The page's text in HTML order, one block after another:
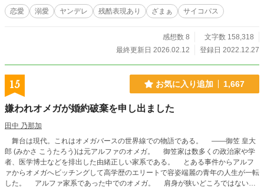
じい独占欲と溺れる程の愛(前作) の間のお話し 美しく冷酷な公爵令息様の、
狂おしい熱情に彩られた愛 始めました。再度読み返してくださっている方、新
気に入り登録300突破記念、R6.11/17お気に入り登録500突破記念、R7.3/29お
読者様、ありがたき(泣)！多大なる感謝を込めて一話ずつお届けしております。
＊R5.10/29らがまふぃん活動一周年記念、R6.10/29らがまふぃん活動二周年記
念として、R7.10/31らがまふぃん活動三周年記念として、一話ずつお届けして
おります。楽しく活動させていただき、ありがとうございます。
恋愛 溺愛 ヤンデレ 残酷表現あり ざまぁ サイコパス
感想数 8
文字数 158,318
最終更新日 2026.02.12
登録日 2022.12.27
15 お気に入り追加 1,667
嫌われオメガが婚約破棄を申し出ました
田中 乃那加
舞台は現代。これはオメガバースの世界線での物語である。 ――御笠 皇大
郎 (みかさ こうたろう)は元アルファのオメガ。 御笠家は数多くの政治家や学
者、医学博士などを排出した由緒正しい家系である。 とある事件からアルフ
ァからオメガへビッチングして高学歴のエリートで容姿端麗の青年の人生が一転
した。 アルファ家系であった中でのオメガ。 肩身が狭いどころではない。